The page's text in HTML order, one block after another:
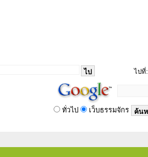
ไปที่:
ทั่วไป เว็บธรรมจักร